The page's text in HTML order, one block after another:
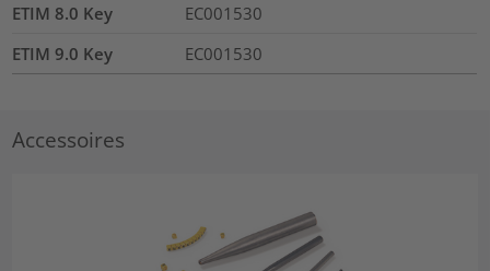
ETIM 8.0 Key
EC001530
ETIM 9.0 Key
EC001530
Accessoires